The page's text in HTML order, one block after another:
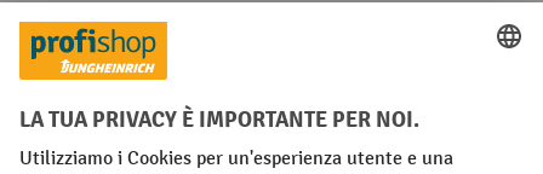
Condizioni Generali di Vendita
Dichiarazione di protezione dei dati Impronta